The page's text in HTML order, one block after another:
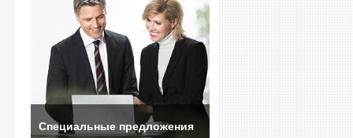
Специальные предложения